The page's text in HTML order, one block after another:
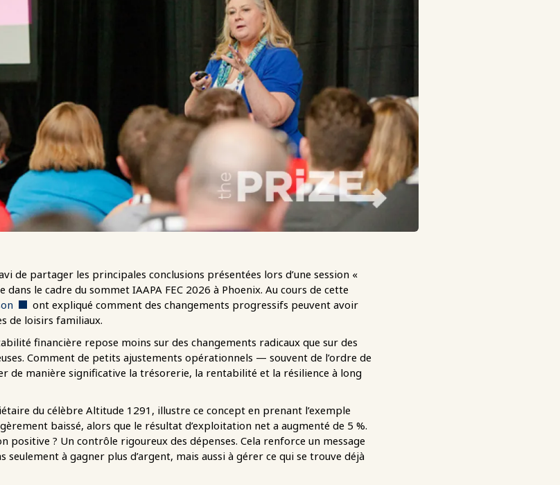
de partager les principales conclusions présentées lors d’une session «
dans le cadre du sommet IAAPA FEC 2026 à Phoenix. Au cours de cette
ont expliqué comment des changements progressifs peuvent avoir
de loisirs familiaux.
financière repose moins sur des changements radicaux que sur des
Comment de petits ajustements opérationnels — souvent de l’ordre de
de manière significative la trésorerie, la rentabilité et la résilience à long
du célèbre Altitude 1291, illustre ce concept en prenant l’exemple
baissé, alors que le résultat d’exploitation net a augmenté de 5 %.
positive ? Un contrôle rigoureux des dépenses. Cela renforce un message
à gagner plus d’argent, mais aussi à gérer ce qui se trouve déjà